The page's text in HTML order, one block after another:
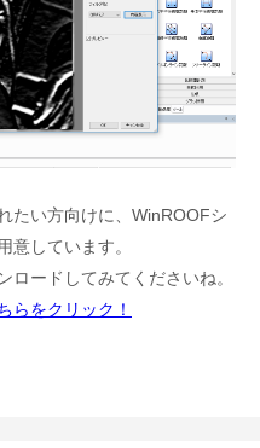
たい方向けに、WinROOFシ
意しています。
ードしてみてくださいね。
らをクリック！